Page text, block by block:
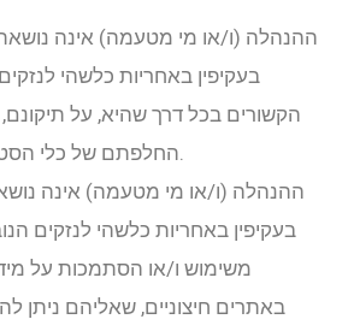
ההנהלה (ו/או מי מטעמה) אינה נושאת
בעקיפין באחריות כלשהי
הקשורים בכל דרך שהיא, על
ההנהלה (ו/או מי מטעמה) אינה
בעקיפין באחריות כלשהי לנזקים
משימוש ו/או הסתמכות על
באתרים חיצוניים, שאליהם ניתן